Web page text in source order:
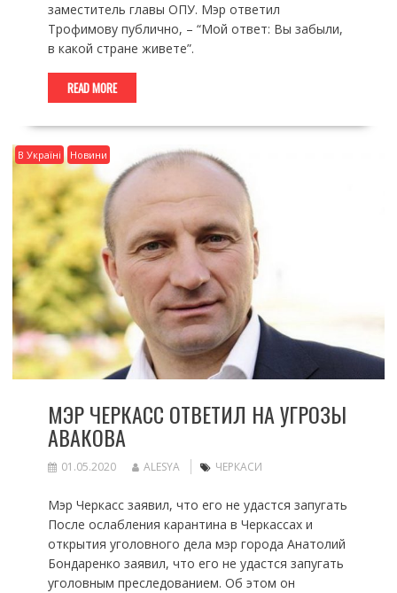
заместитель главы ОПУ. Мэр ответил
Трофимову публично, – “Мой ответ: Вы забыли,
в какой стране живете”.
READ MORE
В Україні Новини
МЭР ЧЕРКАСС ОТВЕТИЛ НА УГРОЗЫ
АВАКОВА
01.05.2020 ALESYA ЧЕРКАСИ
Мэр Черкасс заявил, что его не удастся запугать
После ослабления карантина в Черкассах и
открытия уголовного дела мэр города Анатолий
Бондаренко заявил, что его не удастся запугать
уголовным преследованием. Об этом он